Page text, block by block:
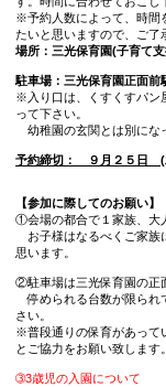
https://
※当日は保育中の
す。時間に合わ
※予約人数によっ
たいと思いますの
場所：三光保育
駐車場：三光保育
※入り口は、くす